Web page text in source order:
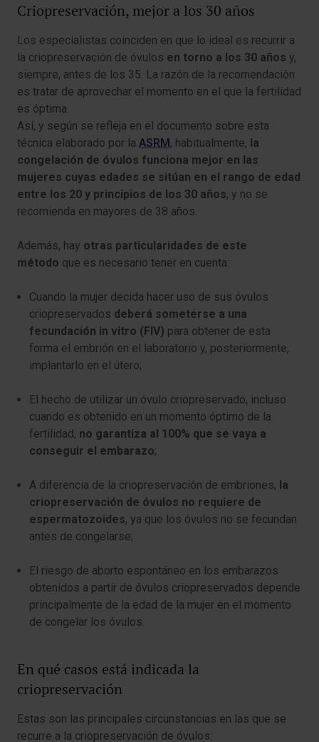
Criopreservación, mejor a los 30 años
Los especialistas coinciden en que lo ideal es recurrir a
la criopreservación de óvulos en torno a los 30 años y,
siempre, antes de los 35. La razón de la recomendación
es tratar de aprovechar el momento en el que la fertilidad
es óptima.
Así, y según se refleja en el documento sobre esta
técnica elaborado por la ASRM , habitualmente, la
congelación de óvulos funciona mejor en las
mujeres cuyas edades se sitúan en el rango de edad
entre los 20 y principios de los 30 años, y no se
recomienda en mayores de 38 años.
Además, hay otras particularidades de este
método que es necesario tener en cuenta:
Cuando la mujer decida hacer uso de sus óvulos
criopreservados deberá someterse a una
fecundación in vitro (FIV) para obtener de esta
forma el embrión en el laboratorio y, posteriormente,
implantarlo en el útero;
El hecho de utilizar un óvulo criopreservado, incluso
cuando es obtenido en un momento óptimo de la
fertilidad, no garantiza al 100% que se vaya a
conseguir el embarazo;
A diferencia de la criopreservación de embriones, la
criopreservación de óvulos no requiere de
espermatozoides, ya que los óvulos no se fecundan
antes de congelarse;
El riesgo de aborto espontáneo en los embarazos
obtenidos a partir de óvulos criopreservados depende
principalmente de la edad de la mujer en el momento
de congelar los óvulos.
En qué casos está indicada la
criopreservación
Estas son las principales circunstancias en las que se
recurre a la criopreservación de óvulos: